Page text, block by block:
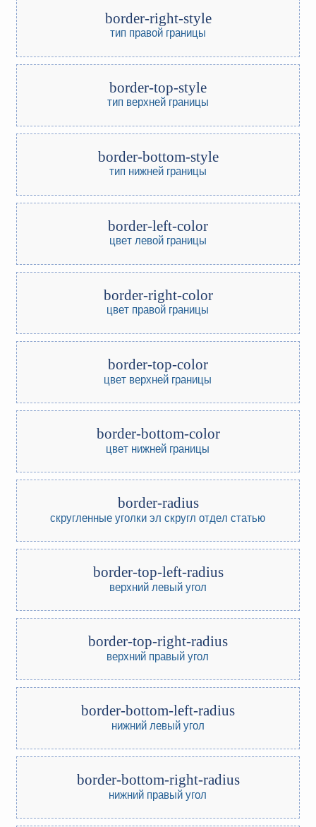
border-right-style
тип правой границы
border-top-style
тип верхней границы
border-bottom-style
тип нижней границы
border-left-color
цвет левой границы
border-right-color
цвет правой границы
border-top-color
цвет верхней границы
border-bottom-color
цвет нижней границы
border-radius
скругленные уголкиэл скругл отдел статью
border-top-left-radius
верхний левый угол
border-top-right-radius
верхний правый угол
border-bottom-left-radius
нижний левый угол
border-bottom-right-radius
нижний правый угол